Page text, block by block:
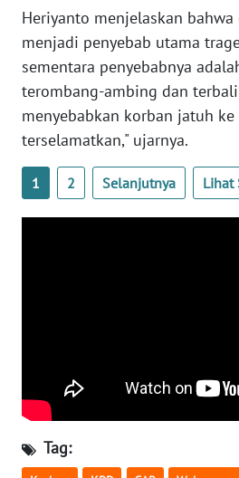
Heriyanto menjelaskan
menjadi penyebab utama
sementara penyebabnya
terombang-ambing dan
menyebabkan korban jatuh
terselamatkan," ujarnya.
1 2 Selanjutnya Lihat
Tag:
WN
SULBAR
WN
BABEL
WN
SUMBAR
WN
LAMPUNG
WN
JATENG